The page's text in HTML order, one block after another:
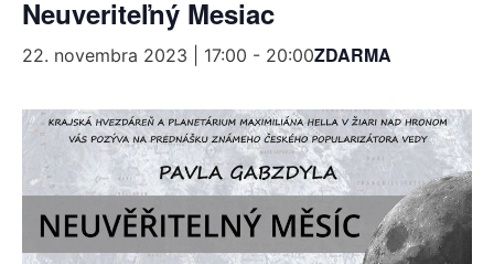
Neuveriteľný Mesiac
22. novembra 2023 | 17:00 - 20:00ZDARMA